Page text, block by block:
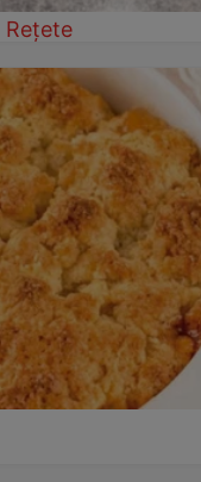
Rețete